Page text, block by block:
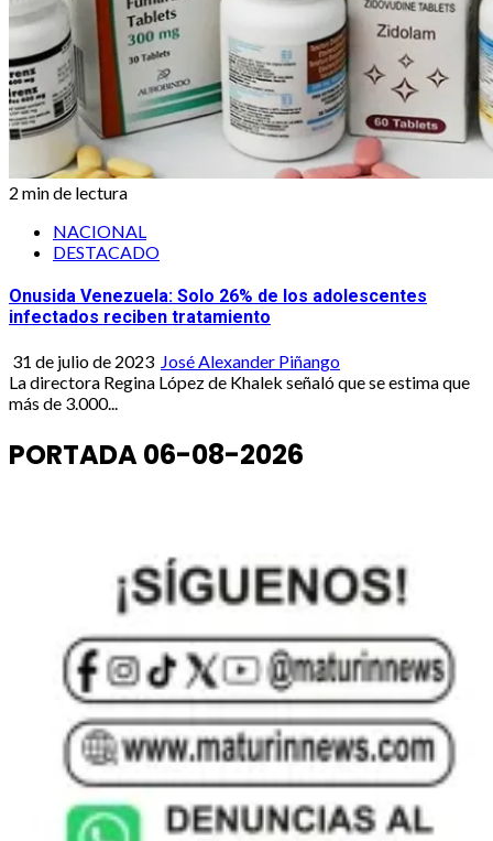
2 min de lectura
NACIONAL
DESTACADO
Onusida Venezuela: Solo 26% de los adolescentes
infectados reciben tratamiento
31 de julio de 2023 José Alexander Piñango
La directora Regina López de Khalek señaló que se estima que
más de 3.000...
PORTADA 06-08-2026